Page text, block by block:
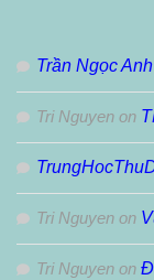
Trần Ngọc Anh
Tri Nguyen on
Tri Nguyen on
Tri Nguyen on